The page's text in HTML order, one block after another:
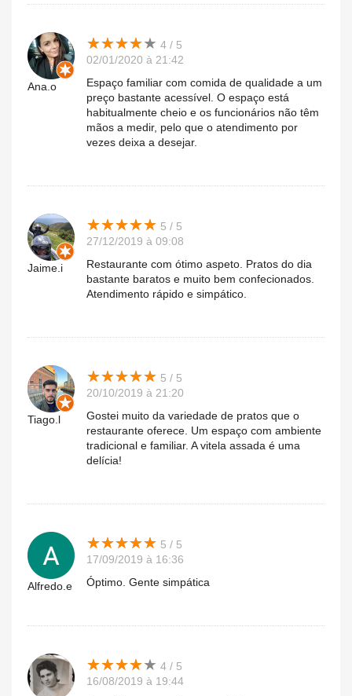
Ana.o
★★★★★
★★★★★ 4 / 5
02/01/2020 à 21:42
Espaço familiar com comida de qualidade a um
preço bastante acessível. O espaço está
habitualmente cheio e os funcionários não têm
mãos a medir, pelo que o atendimento por
vezes deixa a desejar.
Jaime.i
★★★★★
★★★★★ 5 / 5
27/12/2019 à 09:08
Restaurante com ótimo aspeto. Pratos do dia
bastante baratos e muito bem confecionados.
Atendimento rápido e simpático.
Tiago.l
★★★★★
★★★★★ 5 / 5
20/10/2019 à 21:20
Gostei muito da variedade de pratos que o
restaurante oferece. Um espaço com ambiente
tradicional e familiar. A vitela assada é uma
delícia!
Alfredo.e
★★★★★
★★★★★ 5 / 5
17/09/2019 à 16:36
Óptimo. Gente simpática
★★★★★
★★★★★ 4 / 5
16/08/2019 à 19:44